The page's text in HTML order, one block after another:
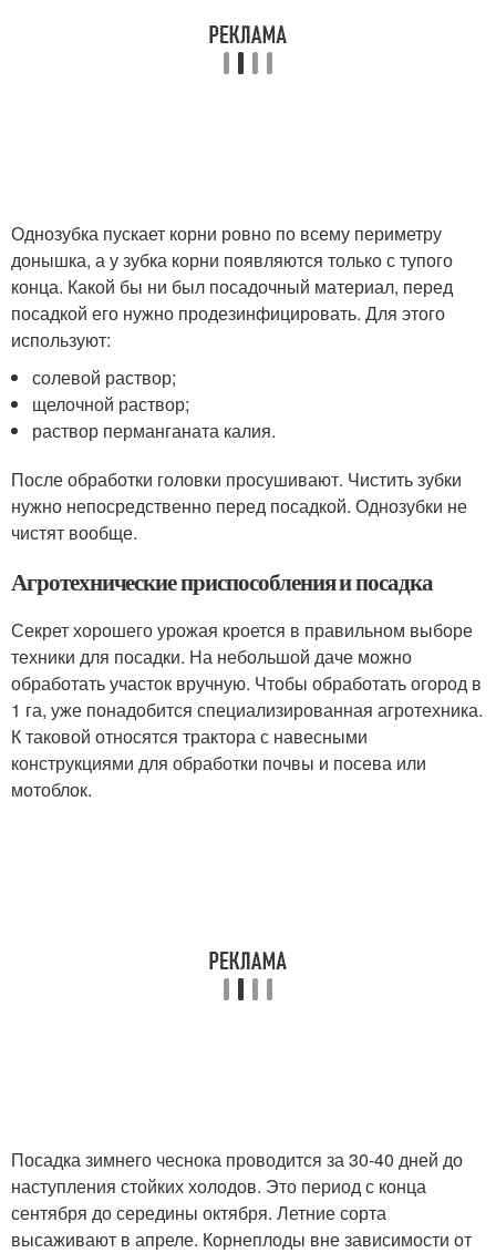
Однозубка пускает корни ровно по всему периметру
донышка, а у зубка корни появляются только с тупого
конца. Какой бы ни был посадочный материал, перед
посадкой его нужно продезинфицировать. Для этого
используют:
солевой раствор;
щелочной раствор;
раствор перманганата калия.
После обработки головки просушивают. Чистить зубки
нужно непосредственно перед посадкой. Однозубки не
чистят вообще.
Агротехнические приспособления и посадка
Секрет хорошего урожая кроется в правильном выборе
техники для посадки. На небольшой даче можно
обработать участок вручную. Чтобы обработать огород в
1 га, уже понадобится специализированная агротехника.
К таковой относятся трактора с навесными
конструкциями для обработки почвы и посева или
мотоблок.
Посадка зимнего чеснока проводится за 30-40 дней до
наступления стойких холодов. Это период с конца
сентября до середины октября. Летние сорта
высаживают в апреле. Корнеплоды вне зависимости от